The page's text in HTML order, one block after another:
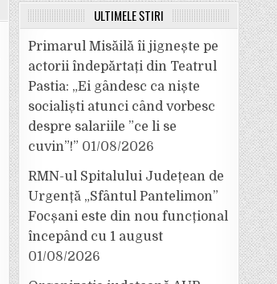
ULTIMELE ȘTIRI
Primarul Misăilă îi jignește pe
actorii îndepărtați din Teatrul
Pastia: „Ei gândesc ca niște
socialiști atunci când vorbesc
despre salariile ”ce li se
cuvin”!” 01/08/2026
RMN-ul Spitalului Județean de
Urgență „Sfântul Pantelimon”
Focșani este din nou funcțional
începând cu 1 august
01/08/2026